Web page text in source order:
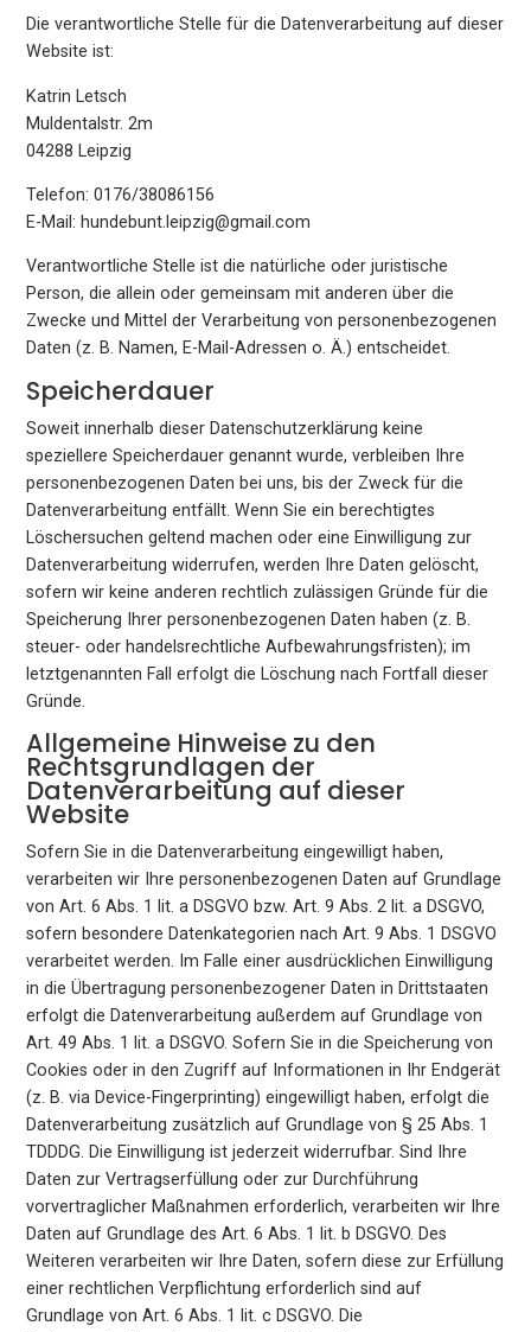
Die verantwortliche Stelle für die Datenverarbeitung auf dieser
Website ist:
Katrin Letsch
Muldentalstr. 2m
04288 Leipzig
Telefon: 0176/38086156
E-Mail: hundebunt.leipzig@gmail.com
Verantwortliche Stelle ist die natürliche oder juristische
Person, die allein oder gemeinsam mit anderen über die
Zwecke und Mittel der Verarbeitung von personenbezogenen
Daten (z. B. Namen, E-Mail-Adressen o. Ä.) entscheidet.
Speicherdauer
Soweit innerhalb dieser Datenschutzerklärung keine
speziellere Speicherdauer genannt wurde, verbleiben Ihre
personenbezogenen Daten bei uns, bis der Zweck für die
Datenverarbeitung entfällt. Wenn Sie ein berechtigtes
Löschersuchen geltend machen oder eine Einwilligung zur
Datenverarbeitung widerrufen, werden Ihre Daten gelöscht,
sofern wir keine anderen rechtlich zulässigen Gründe für die
Speicherung Ihrer personenbezogenen Daten haben (z. B.
steuer- oder handelsrechtliche Aufbewahrungsfristen); im
letztgenannten Fall erfolgt die Löschung nach Fortfall dieser
Gründe.
Allgemeine Hinweise zu den
Rechtsgrundlagen der
Datenverarbeitung auf dieser
Website
Sofern Sie in die Datenverarbeitung eingewilligt haben,
verarbeiten wir Ihre personenbezogenen Daten auf Grundlage
von Art. 6 Abs. 1 lit. a DSGVO bzw. Art. 9 Abs. 2 lit. a DSGVO,
sofern besondere Datenkategorien nach Art. 9 Abs. 1 DSGVO
verarbeitet werden. Im Falle einer ausdrücklichen Einwilligung
in die Übertragung personenbezogener Daten in Drittstaaten
erfolgt die Datenverarbeitung außerdem auf Grundlage von
Art. 49 Abs. 1 lit. a DSGVO. Sofern Sie in die Speicherung von
Cookies oder in den Zugriff auf Informationen in Ihr Endgerät
(z. B. via Device-Fingerprinting) eingewilligt haben, erfolgt die
Datenverarbeitung zusätzlich auf Grundlage von § 25 Abs. 1
TDDDG. Die Einwilligung ist jederzeit widerrufbar. Sind Ihre
Daten zur Vertragserfüllung oder zur Durchführung
vorvertraglicher Maßnahmen erforderlich, verarbeiten wir Ihre
Daten auf Grundlage des Art. 6 Abs. 1 lit. b DSGVO. Des
Weiteren verarbeiten wir Ihre Daten, sofern diese zur Erfüllung
einer rechtlichen Verpflichtung erforderlich sind auf
Grundlage von Art. 6 Abs. 1 lit. c DSGVO. Die